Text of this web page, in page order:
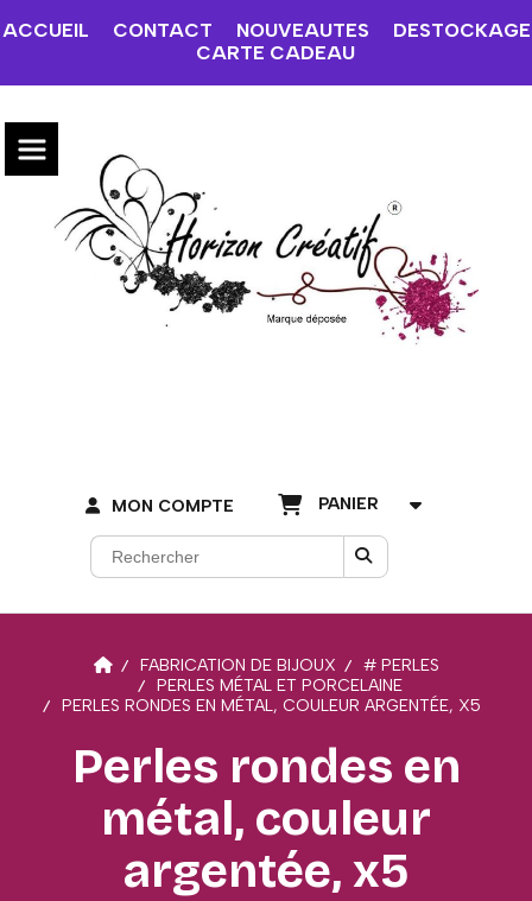
ACCUEIL CONTACT NOUVEAUTES
DESTOCKAGE
CARTE CADEAU
MON COMPTE PANIER
FABRICATION DE BIJOUX
# PERLES
PERLES MÉTAL ET PORCELAINE
PERLES RONDES EN MÉTAL, COULEUR ARGENTÉE, X5
Perles rondes en
métal, couleur
argentée, x5